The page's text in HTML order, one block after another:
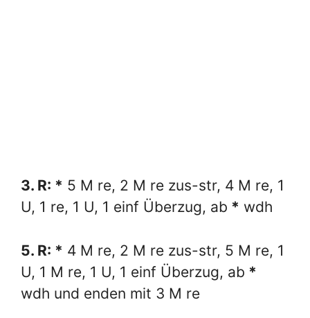
3. R: * 5 M re, 2 M re zus-str, 4 M re, 1
U, 1 re, 1 U, 1 einf Überzug, ab * wdh
5. R: * 4 M re, 2 M re zus-str, 5 M re, 1
U, 1 M re, 1 U, 1 einf Überzug, ab *
wdh und enden mit 3 M re